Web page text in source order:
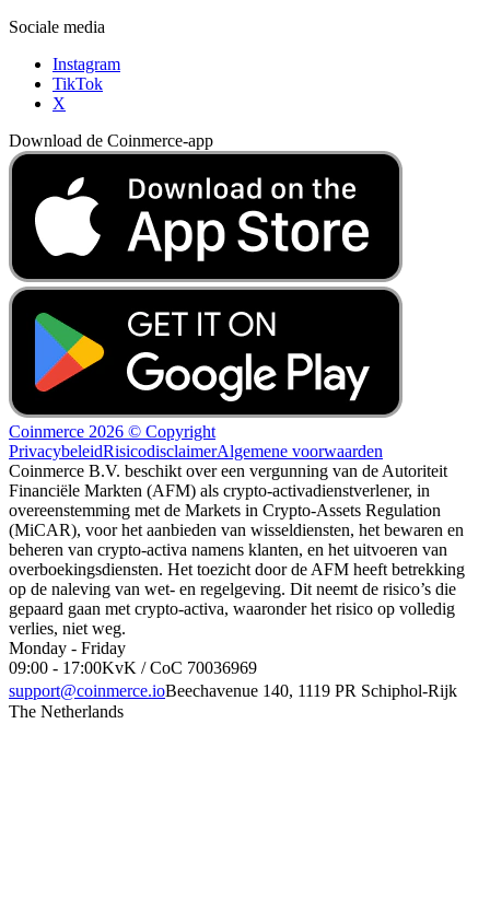
Sociale media
Instagram
TikTok
X
Download de Coinmerce-app
Coinmerce 2026 © Copyright
PrivacybeleidRisicodisclaimerAlgemene voorwaarden
Coinmerce B.V. beschikt over een vergunning van de Autoriteit
Financiële Markten (AFM) als crypto-activadienstverlener, in
overeenstemming met de Markets in Crypto-Assets Regulation
(MiCAR), voor het aanbieden van wisseldiensten, het bewaren en
beheren van crypto-activa namens klanten, en het uitvoeren van
overboekingsdiensten. Het toezicht door de AFM heeft betrekking
op de naleving van wet- en regelgeving. Dit neemt de risico’s die
gepaard gaan met crypto-activa, waaronder het risico op volledig
verlies, niet weg.
Monday - Friday
09:00 - 17:00KvK / CoC 70036969
support@coinmerce.ioBeechavenue 140, 1119 PR Schiphol-Rijk
The Netherlands